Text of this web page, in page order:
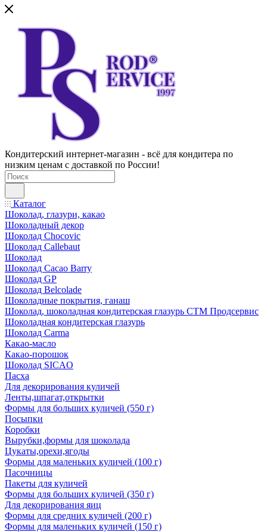
Кондитерский интернет-магазин - всё для кондитера по
низким ценам с доставкой по России!
Каталог
Шоколад, глазури, какао
Шоколадный декор
Шоколад Chocovic
Шоколад Callebaut
Шоколад
Шоколад Cacao Barry
Шоколад GP
Шоколад Belcolade
Шоколадные покрытия, ганаш
Шоколад, шоколадная кондитерская глазурь СТМ Продсервис
Шоколадная кондитерская глазурь
Шоколад Carma
Какао-масло
Какао-порошок
Шоколад SICAO
Пасха
Для декорирования куличей
Ленты,шпагат,открытки
Формы для больших куличей (550 г)
Посыпки
Коробки
Вырубки,формы для шоколада
Цукаты,орехи,ягоды
Формы для маленьких куличей (100 г)
Пасочницы
Пакеты для куличей
Формы для больших куличей (350 г)
Для декорирования яиц
Формы для средних куличей (200 г)
Формы для маленьких куличей (150 г)